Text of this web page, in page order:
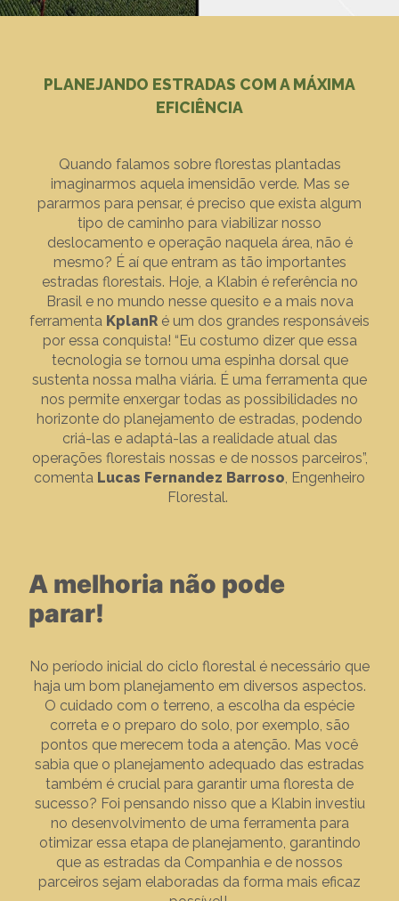
PLANEJANDO ESTRADAS COM A MÁXIMA
EFICIÊNCIA
Quando falamos sobre florestas plantadas
imaginarmos aquela imensidão verde. Mas se
pararmos para pensar, é preciso que exista algum
tipo de caminho para viabilizar nosso
deslocamento e operação naquela área, não é
mesmo? É aí que entram as tão importantes
estradas florestais. Hoje, a Klabin é referência no
Brasil e no mundo nesse quesito e a mais nova
ferramenta KplanR é um dos grandes responsáveis
por essa conquista! “Eu costumo dizer que essa
tecnologia se tornou uma espinha dorsal que
sustenta nossa malha viária. É uma ferramenta que
nos permite enxergar todas as possibilidades no
horizonte do planejamento de estradas, podendo
criá-las e adaptá-las a realidade atual das
operações florestais nossas e de nossos parceiros”,
comenta Lucas Fernandez Barroso, Engenheiro
Florestal.
A melhoria não pode
parar!
No período inicial do ciclo florestal é necessário que
haja um bom planejamento em diversos aspectos.
O cuidado com o terreno, a escolha da espécie
correta e o preparo do solo, por exemplo, são
pontos que merecem toda a atenção. Mas você
sabia que o planejamento adequado das estradas
também é crucial para garantir uma floresta de
sucesso? Foi pensando nisso que a Klabin investiu
no desenvolvimento de uma ferramenta para
otimizar essa etapa de planejamento, garantindo
que as estradas da Companhia e de nossos
parceiros sejam elaboradas da forma mais eficaz